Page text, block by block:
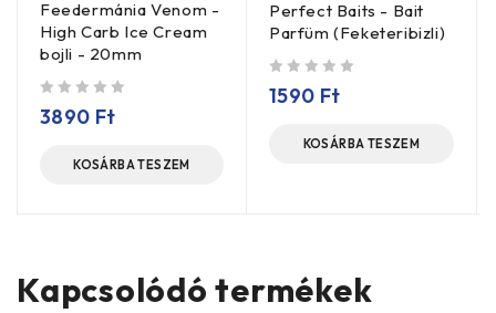
Feedermánia Venom -
High Carb Ice Cream
bojli - 20mm
3890 Ft
KOSÁRBA TESZEM
Perfect Baits - Bait
Parfüm (Feketeribizli)
1590 Ft
KOSÁRBA TESZEM
Kapcsolódó termékek